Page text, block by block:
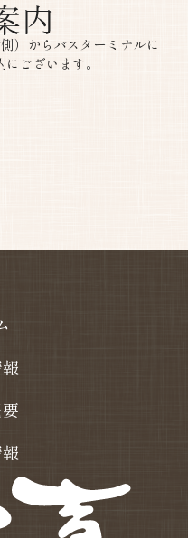
）からバスターミナルに
ございます。